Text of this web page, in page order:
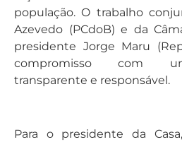
população. O trabalho
Azevedo (PCdoB) e da
presidente Jorge Maru
compromisso com
transparente e responsável.
Para o presidente da